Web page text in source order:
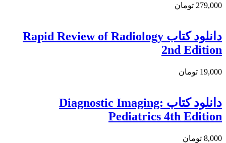
279,000 تومان
دانلود کتاب Rapid Review of Radiology
2nd Edition
19,000 تومان
دانلود كتاب Diagnostic Imaging:
Pediatrics 4th Edition
8,000 تومان